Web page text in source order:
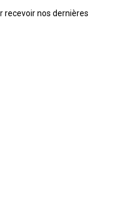
recevoir nos dernières